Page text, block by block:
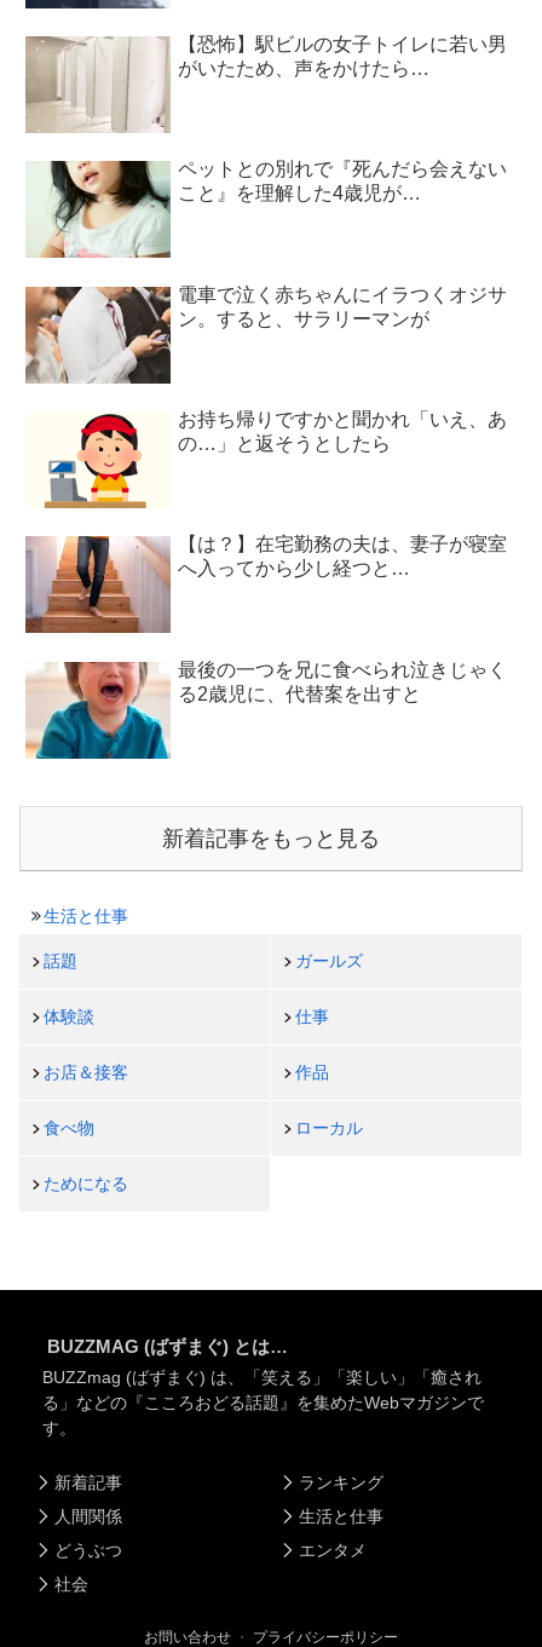
【恐怖】駅ビルの女子トイレに若い男
がいたため、声をかけたら…
ペットとの別れで『死んだら会えない
こと』を理解した4歳児が…
電車で泣く赤ちゃんにイラつくオジサ
ン。すると、サラリーマンが
お持ち帰りですかと聞かれ「いえ、あ
の…」と返そうとしたら
【は？】在宅勤務の夫は、妻子が寝室
へ入ってから少し経つと…
最後の一つを兄に食べられ泣きじゃく
る2歳児に、代替案を出すと
新着記事をもっと見る
生活と仕事
話題 ガールズ
体験談 仕事
お店＆接客 作品
食べ物 ローカル
ためになる
BUZZMAG (ばずまぐ) とは…
BUZZmag (ばずまぐ) は、「笑える」「楽しい」「癒され
る」などの『こころおどる話題』を集めたWebマガジンで
す。
新着記事
人間関係
どうぶつ
社会
ランキング
生活と仕事
エンタメ
お問い合わせ ・ プライバシーポリシー